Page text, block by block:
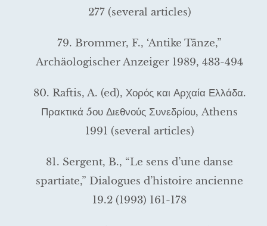
277 (several articles)
79. Brommer, F., ‘Antike Tänze,”
Archäologischer Anzeiger 1989, 483-494
80. Raftis, A. (ed), Χορός και Αρχαία Ελλάδα.
Πρακτικά 5ου Διεθνούς Συνεδρίου, Athens
1991 (several articles)
81. Sergent, B., “Le sens d’une danse
spartiate,” Dialogues d’histoire ancienne
19.2 (1993) 161-178